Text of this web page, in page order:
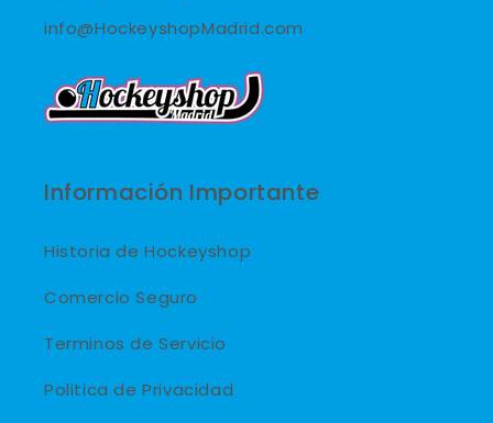
info@HockeyshopMadrid.com
Información Importante
Historia de Hockeyshop
Comercio Seguro
Terminos de Servicio
Politica de Privacidad